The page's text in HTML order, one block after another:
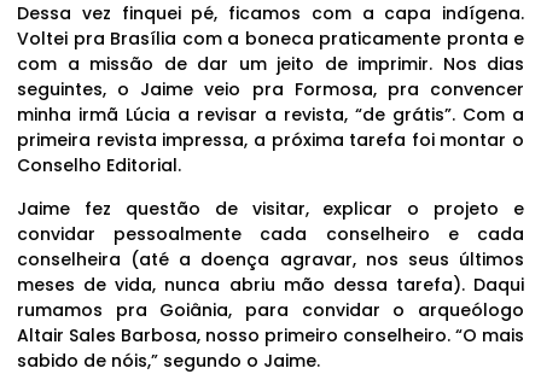
Dessa vez finquei pé, ficamos com a capa indígena.
Voltei pra Brasília com a boneca praticamente pronta e
com a missão de dar um jeito de imprimir. Nos dias
seguintes, o Jaime veio pra Formosa, pra convencer
minha irmã Lúcia a revisar a revista, “de grátis”. Com a
primeira revista impressa, a próxima tarefa foi montar o
Conselho Editorial.
Jaime fez questão de visitar, explicar o projeto e
convidar pessoalmente cada conselheiro e cada
conselheira (até a doença agravar, nos seus últimos
meses de vida, nunca abriu mão dessa tarefa). Daqui
rumamos pra Goiânia, para convidar o arqueólogo
Altair Sales Barbosa, nosso primeiro conselheiro. “O mais
sabido de nóis,” segundo o Jaime.